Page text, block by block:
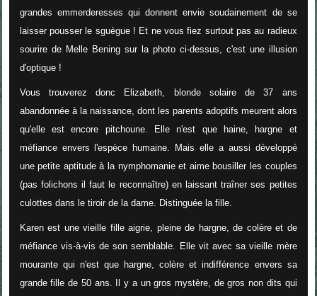
grandes emmerderesses qui donnent envie soudainement de se
laisser pousser le sguègue ! Et ne vous fiez surtout pas au radieux
sourire de Melle Bening sur la photo ci-dessus, c'est une illusion
d'optique !
Vous trouverez donc Elizabeth, blonde solaire de 37 ans
abandonnée à la naissance, dont les parents adoptifs meurent alors
qu'elle est encore pitchoune. Elle n'est que haine, hargne et
méfiance envers l'espèce humaine. Mais elle a aussi développé
une petite aptitude à la nymphomanie et aime bousiller les couples
(pas folichons il faut le reconnaître) en laissant traîner ses petites
culottes dans le tiroir de la dame. Distinguée la fille.
Karen est une vieille fille aigrie, pleine de hargne, de colère et de
méfiance vis-à-vis de son semblable. Elle vit avec sa vieille mère
mourante qui n'est que hargne, colère et indifférence envers sa
grande fille de 50 ans. Il y a un gros mystère, de gros non dits qui